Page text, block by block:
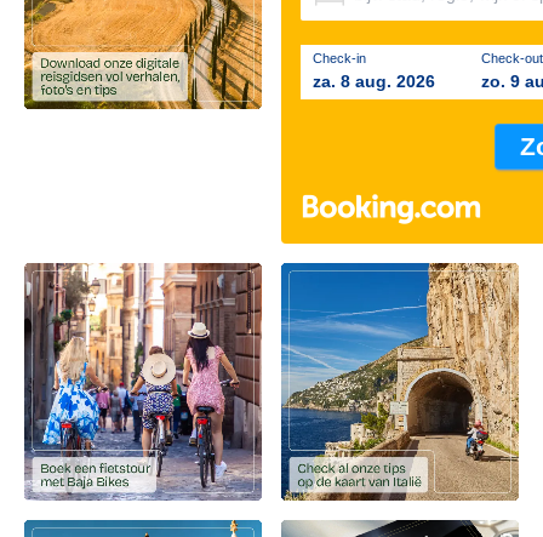
Check-in
za. 8 aug. 2026
Check-out
zo. 9